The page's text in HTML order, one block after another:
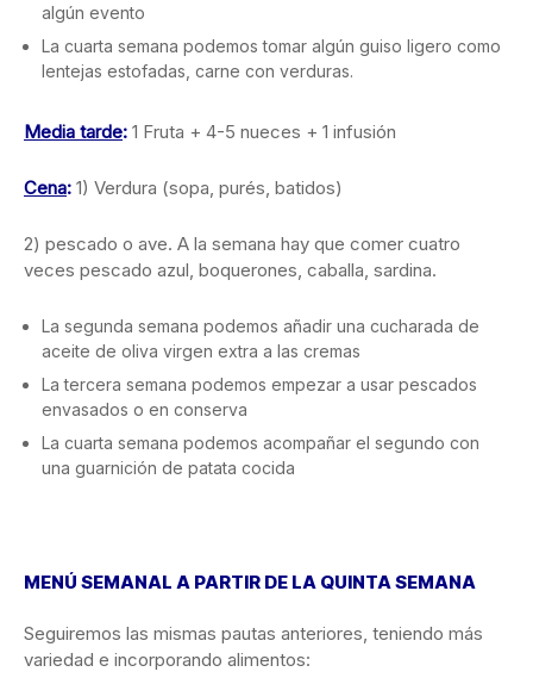
algún evento
La cuarta semana podemos tomar algún guiso ligero como
lentejas estofadas, carne con verduras.
Media tarde: 1 Fruta + 4-5 nueces + 1 infusión
Cena: 1) Verdura (sopa, purés, batidos)
2) pescado o ave. A la semana hay que comer cuatro
veces pescado azul, boquerones, caballa, sardina.
La segunda semana podemos añadir una cucharada de
aceite de oliva virgen extra a las cremas
La tercera semana podemos empezar a usar pescados
envasados o en conserva
La cuarta semana podemos acompañar el segundo con
una guarnición de patata cocida
MENÚ SEMANAL A PARTIR DE LA QUINTA SEMANA
Seguiremos las mismas pautas anteriores, teniendo más
variedad e incorporando alimentos: